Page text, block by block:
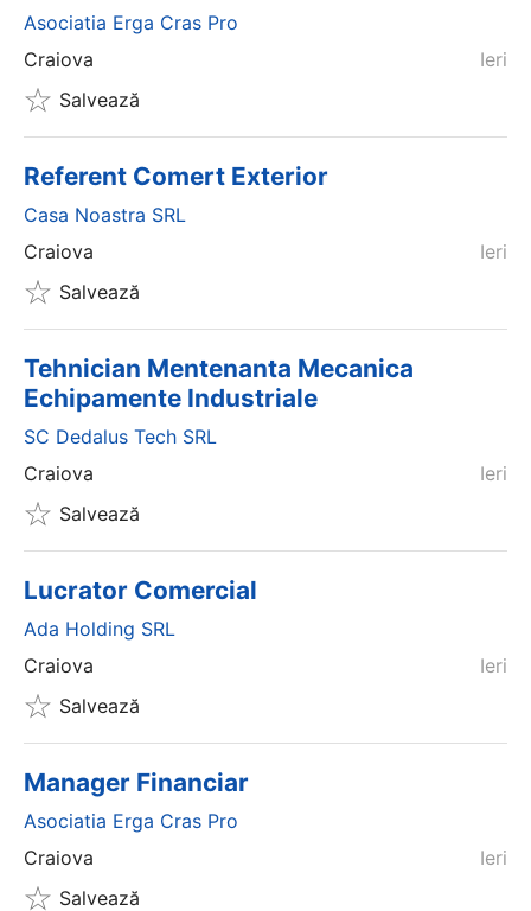
Asociatia Erga Cras Pro
Ieri
Craiova
Salvează
Referent Comert Exterior
Casa Noastra SRL
Ieri
Craiova
Salvează
Tehnician Mentenanta Mecanica
Echipamente Industriale
SC Dedalus Tech SRL
Ieri
Craiova
Salvează
Lucrator Comercial
Ada Holding SRL
Ieri
Craiova
Salvează
Manager Financiar
Asociatia Erga Cras Pro
Ieri
Craiova
Salvează